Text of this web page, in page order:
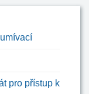
pro přístup k